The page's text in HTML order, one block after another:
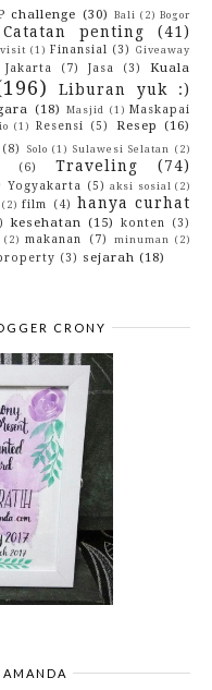
rumah bisa sambil
naik pesawat
emang bisa?
gara ketinggalan
nyaman
deadline
rasa cinta tanah air
enggan bekerja di kantor
bintang 5
challenge (30) Bali (2) Bogor
Catatan penting (41)
visit (1) Finansial (3)
Giveaway
Jakarta (7) Jasa (3)
Kuala
Liburan yuk :)
(18) Masjid (1) Maskapai
(1) Resensi (5) Resep (16)
(8) Solo (1) Sulawesi Selatan (2)
(6) Traveling
(74)
Yogyakarta (5) aksi sosial (2)
(2) film (4) hanya curhat
kesehatan (15) konten (3)
(2) makanan (7) minuman (2)
(3) sejarah (18)
CRONY